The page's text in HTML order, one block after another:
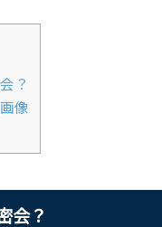
？
像
会？